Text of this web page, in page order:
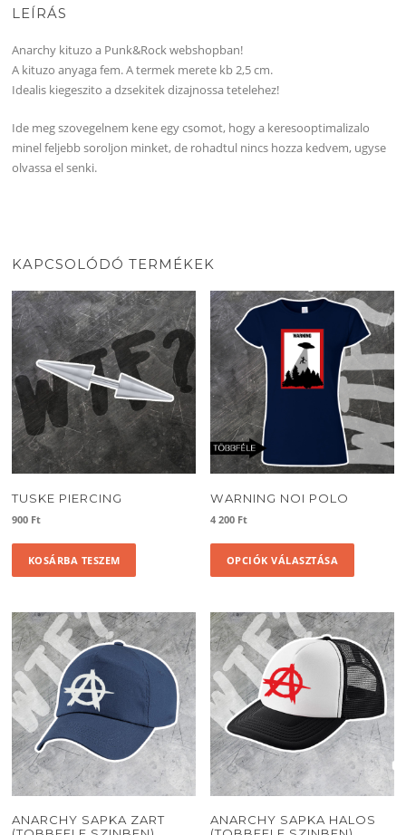
LEÍRÁS
Anarchy kituzo a Punk&Rock webshopban!
A kituzo anyaga fem. A termek merete kb 2,5 cm.
Idealis kiegeszito a dzsekitek dizajnossa tetelehez!
Ide meg szovegelnem kene egy csomot, hogy a keresooptimalizalo
minel feljebb soroljon minket, de rohadtul nincs hozza kedvem, ugyse
olvassa el senki.
KAPCSOLÓDÓ TERMÉKEK
TUSKE PIERCING
900 Ft
KOSÁRBA TESZEM
WARNING NOI POLO
4 200 Ft
OPCIÓK VÁLASZTÁSA
Ennek
variációja
van.
A
a
ki
ANARCHY SAPKA ZART
ANARCHY SAPKA HALOS